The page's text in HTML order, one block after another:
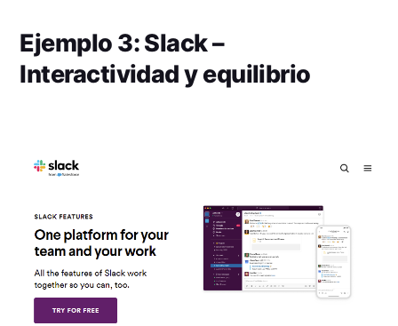
Ejemplo 3: Slack –
Interactividad y equilibrio